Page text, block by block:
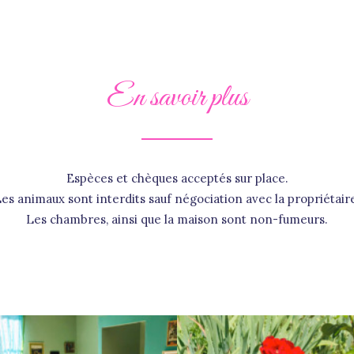
En savoir plus
Espèces et chèques acceptés sur place.
animaux sont interdits sauf négociation avec la
Les chambres, ainsi que la maison sont non-fumeurs.